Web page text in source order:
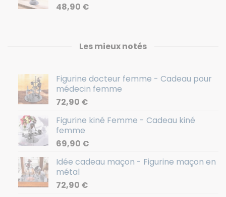
48,90 €
Les mieux notés
Figurine docteur femme - Cadeau pour
médecin femme
72,90 €
Figurine kiné Femme - Cadeau kiné
femme
69,90 €
Idée cadeau maçon - Figurine maçon en
métal
72,90 €